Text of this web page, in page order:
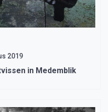
2019
in Medemblik